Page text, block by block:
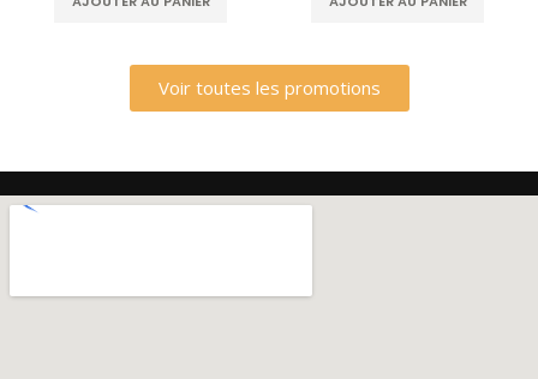
Voir toutes les promotions